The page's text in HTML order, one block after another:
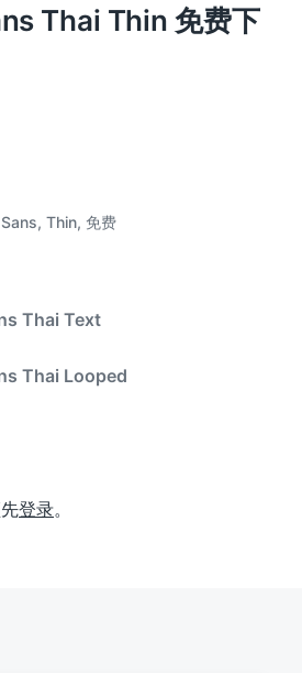
Thai Thin 免费下
Sans, Thin, 免费
Thai Text
Thai Looped
登录。